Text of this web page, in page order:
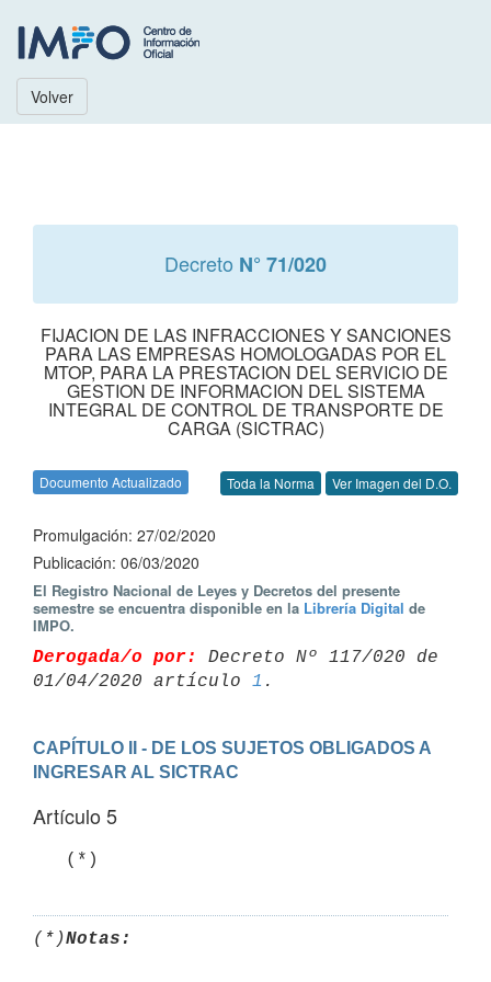
Volver
Decreto N° 71/020
FIJACION DE LAS INFRACCIONES Y SANCIONES
PARA LAS EMPRESAS HOMOLOGADAS POR EL
MTOP, PARA LA PRESTACION DEL SERVICIO DE
GESTION DE INFORMACION DEL SISTEMA
INTEGRAL DE CONTROL DE TRANSPORTE DE
CARGA (SICTRAC)
Documento Actualizado Toda la Norma Ver Imagen del D.O.
Promulgación: 27/02/2020
Publicación: 06/03/2020
El Registro Nacional de Leyes y Decretos del presente
semestre se encuentra disponible en la Librería Digital de
IMPO.
Derogada/o por:
Decreto Nº 117/020 de
01/04/2020 artículo 1
CAPÍTULO II - DE LOS SUJETOS OBLIGADOS A
INGRESAR AL SICTRAC
Artículo 5
   (*)
(*)Notas: